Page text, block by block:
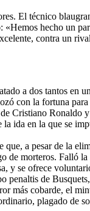
El técnico
hecho un
contra un
a dos tantos en
con la fortuna
Cristiano Ronaldo
ida en la que se
a pesar de la
de morteros. Falló
y se ofrece
penaltis de
más cobarde, el
plagado de